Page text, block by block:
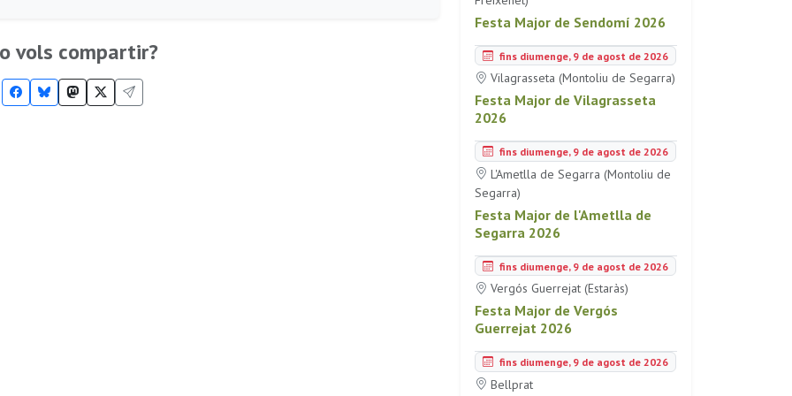
vols compartir?
Festa Major de Sendomí 2026
fins diumenge, 9 de agost de 2026
Vilagrasseta (Montoliu de Segarra)
Festa Major de Vilagrasseta
2026
fins diumenge, 9 de agost de 2026
L'Ametlla de Segarra (Montoliu de
Segarra)
Festa Major de l'Ametlla de
Segarra 2026
fins diumenge, 9 de agost de 2026
Vergós Guerrejat (Estaràs)
Festa Major de Vergós
Guerrejat 2026
fins diumenge, 9 de agost de 2026
Bellprat